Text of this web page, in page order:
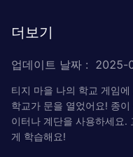
더보기
업데이트 날짜 : 2025-
티지 마을 나의 학교 게임
학교가 문을 열었어요! 종
이터나 계단을 사용하세요.
게 학습해요!